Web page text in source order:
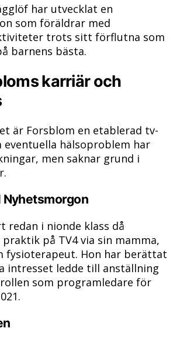
har utvecklat en
som föräldrar med
trots sitt förflutna som
barnens bästa.
karriär och
är Forsblom en etablerad tv-
eventuella hälsoproblem har
men saknar grund i
redan i nionde klass då
på TV4 via sin mamma,
fysioterapeut. Hon har berättat
intresset ledde till anställning
rollen som programledare för